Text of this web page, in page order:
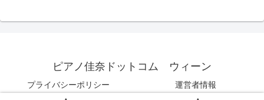
ピアノ佳奈ドットコム ウィーン
プライバシーポリシー 運営者情報